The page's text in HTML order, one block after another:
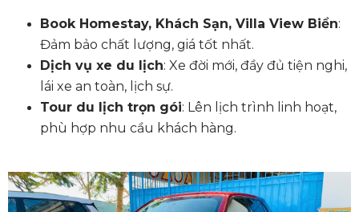
Book Homestay, Khách Sạn, Villa View Biển:
Đảm bảo chất lượng, giá tốt nhất.
Dịch vụ xe du lịch: Xe đời mới, đầy đủ tiện nghi,
lái xe an toàn, lịch sự.
Tour du lịch trọn gói: Lên lịch trình linh hoạt,
phù hợp nhu cầu khách hàng.